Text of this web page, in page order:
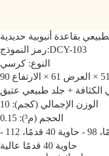
بقاعدة أنبوبية حديدية
رمز النموذج:DCY-103
النوع: كرسي
الكثافة + جلد طبيعي عتيق
الوزن الإجمالي (كجم): 10
الحجم (م³): 0.15
كمية التحميل (بالقطع): 47 - حاوية 20 قدمًا، 98 - حاوية 40 قدمًا، 112 -
حاوية 40 قدمًا عالية